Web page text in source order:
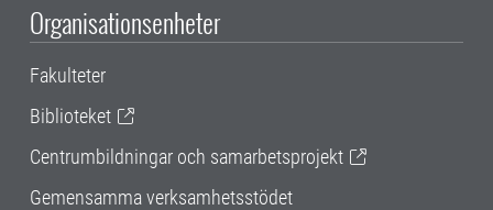
Organisationsenheter
Fakulteter
Biblioteket
Centrumbildningar och samarbetsprojekt
Gemensamma verksamhetsstödet